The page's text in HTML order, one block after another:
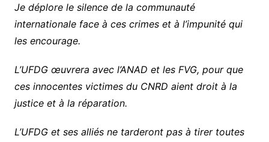
Je déplore le silence de la communauté
internationale face à ces crimes et à l’impunité qui
les encourage.
L’UFDG œuvrera avec l’ANAD et les FVG, pour que
ces innocentes victimes du CNRD aient droit à la
justice et à la réparation.
L’UFDG et ses alliés ne tarderont pas à tirer toutes